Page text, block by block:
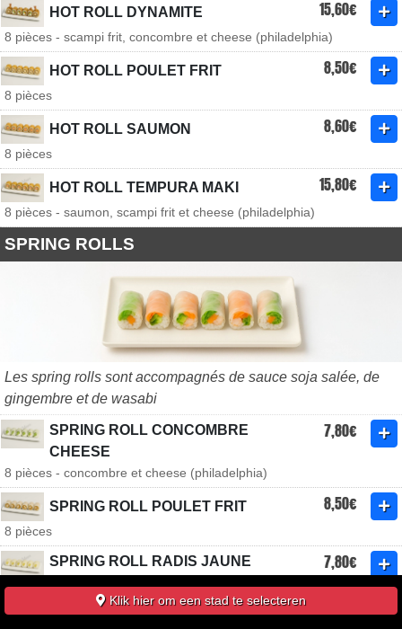
HOT ROLL DYNAMITE 15,60€
8 pièces - scampi frit, concombre et cheese (philadelphia)
HOT ROLL POULET FRIT 8,50€
8 pièces
HOT ROLL SAUMON 8,60€
8 pièces
HOT ROLL TEMPURA MAKI 15,80€
8 pièces - saumon, scampi frit et cheese (philadelphia)
SPRING ROLLS
Les spring rolls sont accompagnés de sauce soja salée, de
gingembre et de wasabi
SPRING ROLL CONCOMBRE
CHEESE
7,80€
8 pièces - concombre et cheese (philadelphia)
SPRING ROLL POULET FRIT 8,50€
8 pièces
SPRING ROLL RADIS JAUNE
7,80€
8 pièces - radis jaune et cheese (philadelphia)
Klik hier om een stad te selecteren